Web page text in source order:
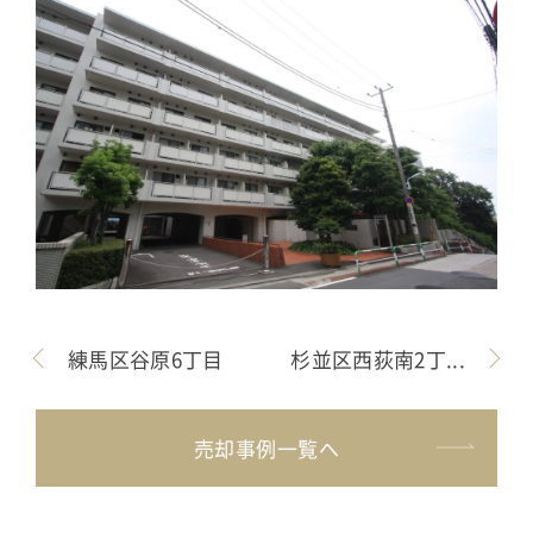
練馬区谷原6丁目
売却事例一覧へ
杉並区西荻南2丁...